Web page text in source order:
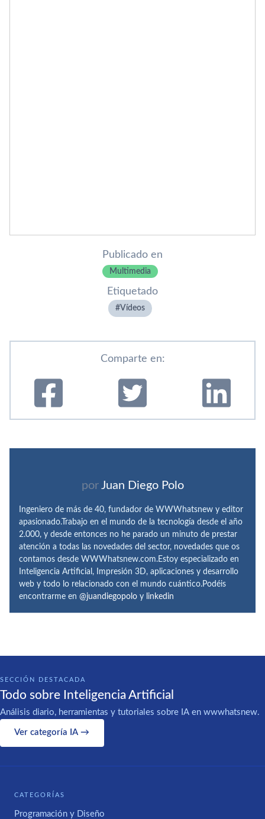
Publicado en
Multimedia
Etiquetado
Ví­deos
Comparte en:
por Juan Diego Polo
Ingeniero de más de 40, fundador de WWWhatsnew y editor
apasionado.Trabajo en el mundo de la tecnología desde el año
2.000, y desde entonces no he parado un minuto de prestar
atención a todas las novedades del sector, novedades que os
contamos desde WWWhatsnew.com.Estoy especializado en
Inteligencia Artificial, Impresión 3D, aplicaciones y desarrollo
web y todo lo relacionado con el mundo cuántico.Podéis
encontrarme en @juandiegopolo y linkedin
SECCIÓN DESTACADA
Todo sobre Inteligencia Artificial
Análisis diario, herramientas y tutoriales sobre IA en wwwhatsnew.
Ver categoría IA →
CATEGORÍAS
Programación y Diseño